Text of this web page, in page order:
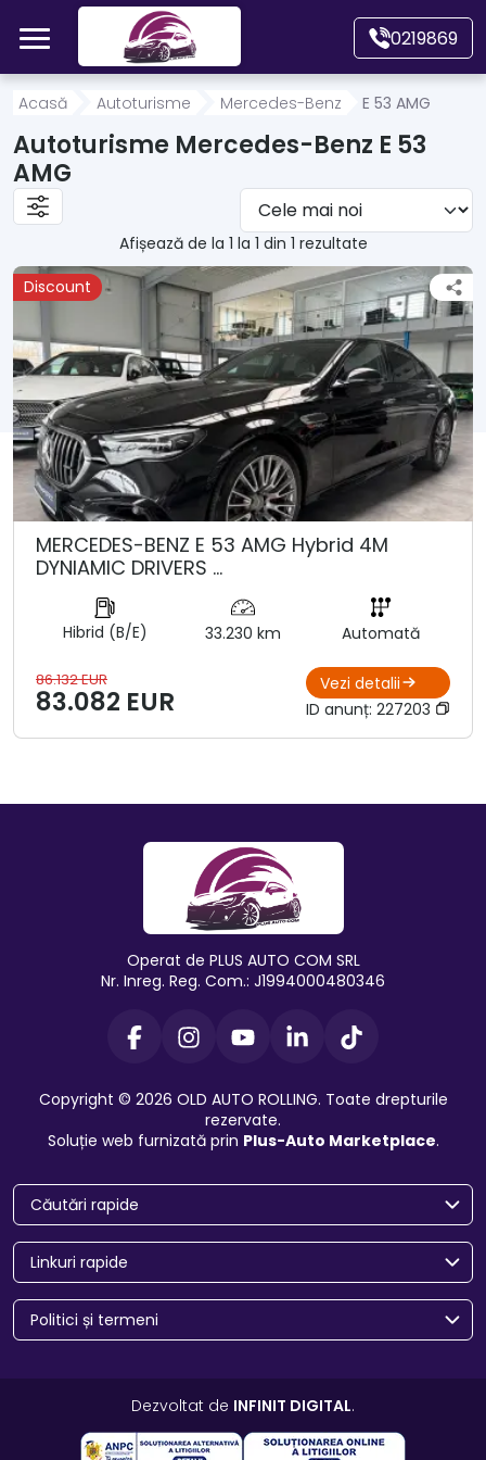
Mergi direct la conținutul principal
0219869
Acasă
Autoturisme
Motociclete
Autoutilitare
Alte tipuri vehicule
Despre Noi
Contact
Acasă Autoturisme Mercedes-Benz E 53 AMG
Autoturisme Mercedes-Benz E 53
AMG
Afișează de la 1 la 1 din 1 rezultate
Discount
MERCEDES-BENZ E 53 AMG Hybrid 4M
DYNIAMIC DRIVERS …
Hibrid (B/E) 33.230 km Automată
86.132 EUR
83.082 EUR
Vezi detalii
ID anunț: 227203
Operat de PLUS AUTO COM SRL
Nr. Inreg. Reg. Com.: J1994000480346
Copyright © 2026 OLD AUTO ROLLING. Toate drepturile
rezervate.
Soluție web furnizată prin Plus-Auto Marketplace.
Căutări rapide
Linkuri rapide
Politici și termeni
Dezvoltat de INFINIT DIGITAL.